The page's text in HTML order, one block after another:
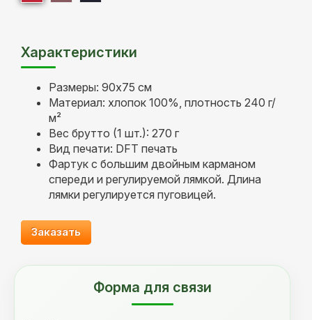
Характеристики
Размеры: 90x75 см
Материал: хлопок 100%, плотность 240 г/
м²
Вес брутто (1 шт.): 270 г
Вид печати: DFT печать
Фартук с большим двойным карманом
спереди и регулируемой лямкой. Длина
лямки регулируется пуговицей.
Заказать
Форма для связи